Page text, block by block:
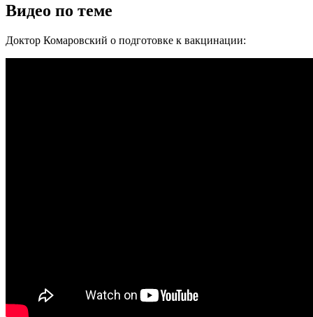
Видео по теме
Доктор Комаровский о подготовке к вакцинации: